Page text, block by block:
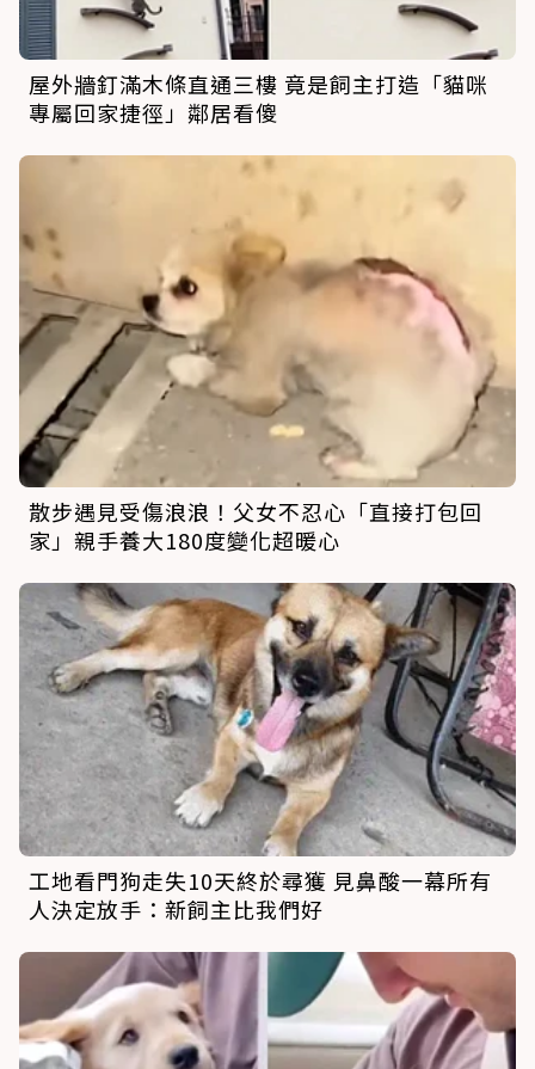
屋外牆釘滿木條直通三樓 竟是飼主打造「貓咪
專屬回家捷徑」鄰居看傻
散步遇見受傷浪浪！父女不忍心「直接打包回
家」親手養大180度變化超暖心
工地看門狗走失10天終於尋獲 見鼻酸一幕所有
人決定放手：新飼主比我們好